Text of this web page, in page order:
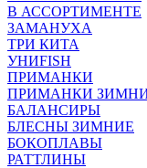
В АССОРТИМЕНТЕ
ЗАМАНУХА
ТРИ КИТА
УНИFISH
ПРИМАНКИ
ПРИМАНКИ
БАЛАНСИРЫ
БЛЕСНЫ ЗИМНИЕ
БОКОПЛАВЫ
РАТТЛИНЫ